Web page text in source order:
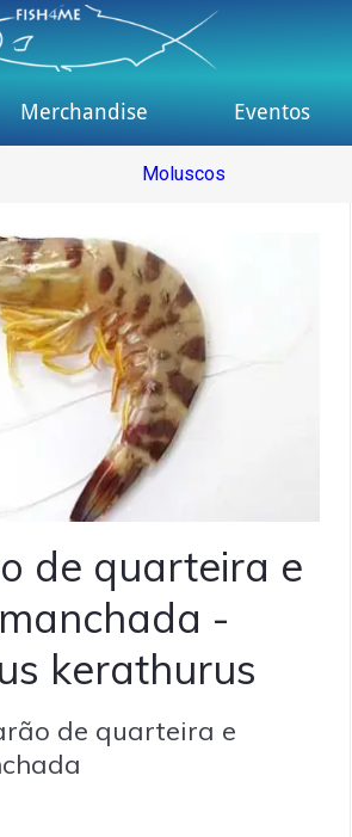
Merchandise Eventos
Moluscos
de quarteira e
-
kerathurus
de quarteira e